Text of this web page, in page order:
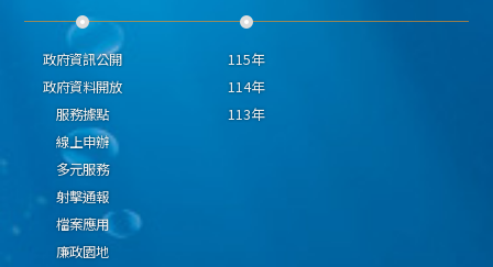
政府資訊公開
政府資料開放
服務據點
線上申辦
多元服務
射擊通報
檔案應用
廉政園地
115年
114年
113年